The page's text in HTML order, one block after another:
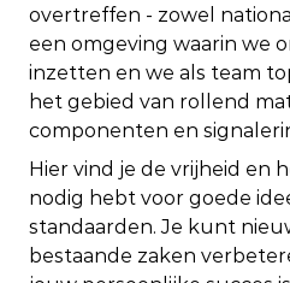
overtreffen - zowel
een omgeving waarin we
inzetten en we als team
het gebied van rollend
componenten en
Hier vind je de vrijheid en
nodig hebt voor goede
standaarden. Je kunt
bestaande zaken